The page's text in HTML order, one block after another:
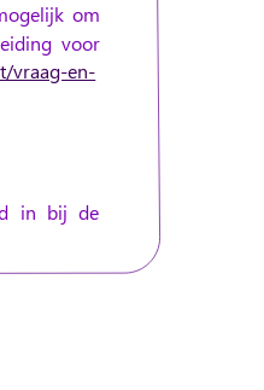
om
voor
vraag-en-
in bij de